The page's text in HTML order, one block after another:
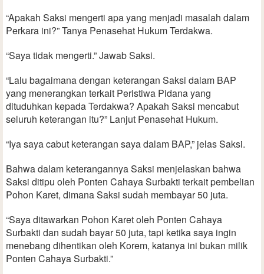
“Apakah Saksi mengerti apa yang menjadi masalah dalam
Perkara ini?” Tanya Penasehat Hukum Terdakwa.
“Saya tidak mengerti.” Jawab Saksi.
“Lalu bagaimana dengan keterangan Saksi dalam BAP
yang menerangkan terkait Peristiwa Pidana yang
dituduhkan kepada Terdakwa? Apakah Saksi mencabut
seluruh keterangan itu?” Lanjut Penasehat Hukum.
“Iya saya cabut keterangan saya dalam BAP,” jelas Saksi.
Bahwa dalam keterangannya Saksi menjelaskan bahwa
Saksi ditipu oleh Ponten Cahaya Surbakti terkait pembelian
Pohon Karet, dimana Saksi sudah membayar 50 juta.
“Saya ditawarkan Pohon Karet oleh Ponten Cahaya
Surbakti dan sudah bayar 50 juta, tapi ketika saya ingin
menebang dihentikan oleh Korem, katanya ini bukan milik
Ponten Cahaya Surbakti.”